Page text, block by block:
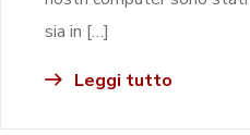
sia in […]
Leggi tutto